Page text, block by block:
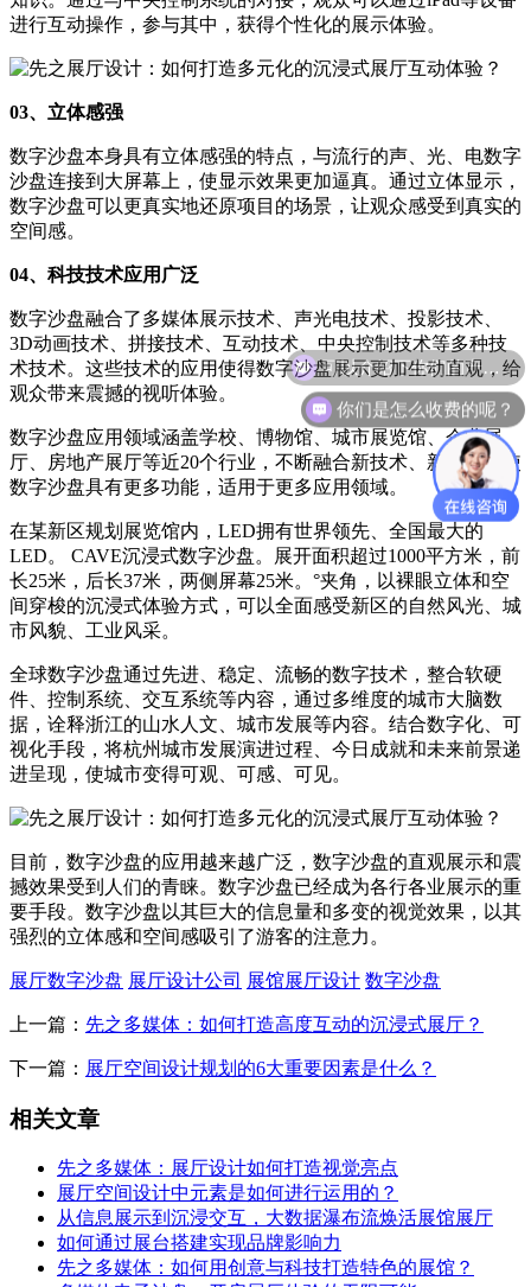
进行互动操作，参与其中，获得个性化的展示体验。
03、立体感强
数字沙盘本身具有立体感强的特点，与流行的声、光、电数字
沙盘连接到大屏幕上，使显示效果更加逼真。通过立体显示，
数字沙盘可以更真实地还原项目的场景，让观众感受到真实的
空间感。
04、科技技术应用广泛
数字沙盘融合了多媒体展示技术、声光电技术、投影技术、
3D动画技术、拼接技术、互动技术、中央控制技术等多种技
术技术。这些技术的应用使得数字沙盘展示更加生动直观，给
观众带来震撼的视听体验。
数字沙盘应用领域涵盖学校、博物馆、城市展览馆、企业展
厅、房地产展厅等近20个行业，不断融合新技术、新创意，使
数字沙盘具有更多功能，适用于更多应用领域。
在某新区规划展览馆内，LED拥有世界领先、全国最大的
LED。 CAVE沉浸式数字沙盘。展开面积超过1000平方米，前
长25米，后长37米，两侧屏幕25米。°夹角，以裸眼立体和空
间穿梭的沉浸式体验方式，可以全面感受新区的自然风光、城
市风貌、工业风采。
全球数字沙盘通过先进、稳定、流畅的数字技术，整合软硬
件、控制系统、交互系统等内容，通过多维度的城市大脑数
据，诠释浙江的山水人文、城市发展等内容。结合数字化、可
视化手段，将杭州城市发展演进过程、今日成就和未来前景递
进呈现，使城市变得可观、可感、可见。
目前，数字沙盘的应用越来越广泛，数字沙盘的直观展示和震
撼效果受到人们的青睐。数字沙盘已经成为各行各业展示的重
要手段。数字沙盘以其巨大的信息量和多变的视觉效果，以其
强烈的立体感和空间感吸引了游客的注意力。
展厅数字沙盘 展厅设计公司 展馆展厅设计 数字沙盘
上一篇： 先之多媒体：如何打造高度互动的沉浸式展厅？
下一篇： 展厅空间设计规划的6大重要因素是什么？
相关文章
先之多媒体：展厅设计如何打造视觉亮点
展厅空间设计中元素是如何进行运用的？
从信息展示到沉浸交互，大数据瀑布流焕活展馆展厅
如何通过展台搭建实现品牌影响力
先之多媒体：如何用创意与科技打造特色的展馆？
可以介绍下你们的产品么？
你们是怎么收费的呢？